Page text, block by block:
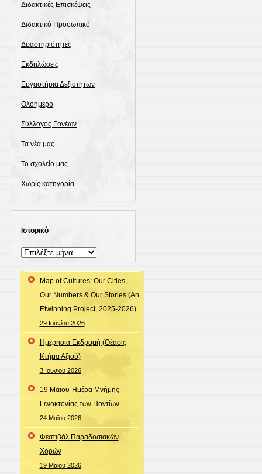
Διδακτικές Επισκέψεις
Διδακτικό Προσωπικό
Δραστηριότητες
Εκδηλώσεις
Εργαστήρια Δεξιοτήτων
Ολοήμερο
Σύλλογος Γονέων
Τα νέα μας
Το σχολείο μας
Χωρίς κατηγορία
Ιστορικό
Ιστορικό
Map of Cultures: Our Cities,
Our Numbers & Our Stories (An
Etwinning Project, 2025-2026)
29 Ιουνίου 2026
Ημερήσια Εκδρομή (Θέασις
Κτήμα Αξιού)
3 Ιουνίου 2026
19 Μαϊου-Ημέρα Μνήμης
Γενοκτονίας των Ποντίων
24 Μαΐου 2026
Φεστιβάλ Παραδοσιακών
Χορών
19 Μαΐου 2026